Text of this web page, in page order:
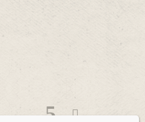
… 5